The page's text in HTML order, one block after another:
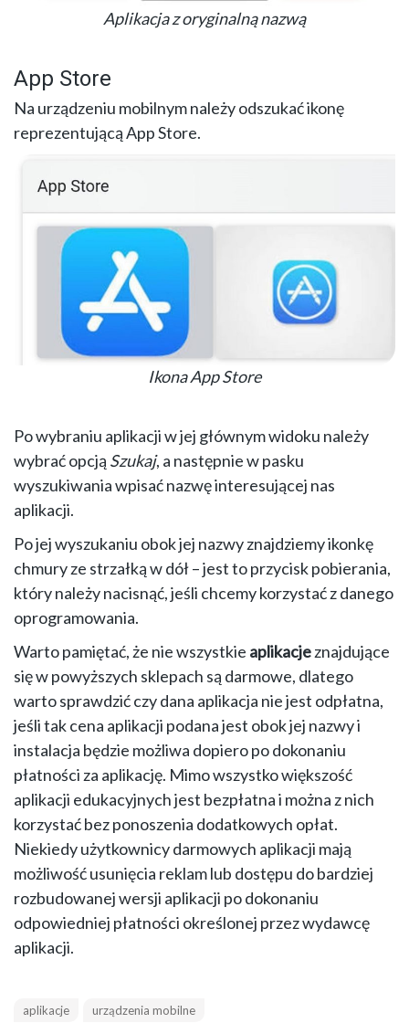
Aplikacja z oryginalną nazwą
App Store
Na urządzeniu mobilnym należy odszukać ikonę
reprezentującą App Store.
Ikona App Store
Po wybraniu aplikacji w jej głównym widoku należy
wybrać opcją Szukaj, a następnie w pasku
wyszukiwania wpisać nazwę interesującej nas
aplikacji.
Po jej wyszukaniu obok jej nazwy znajdziemy ikonkę
chmury ze strzałką w dół – jest to przycisk pobierania,
który należy nacisnąć, jeśli chcemy korzystać z danego
oprogramowania.
Warto pamiętać, że nie wszystkie aplikacjeznajdujące
się w powyższych sklepach są darmowe, dlatego
warto sprawdzić czy dana aplikacja nie jest odpłatna,
jeśli tak cena aplikacji podana jest obok jej nazwy i
instalacja będzie możliwa dopiero po dokonaniu
płatności za aplikację. Mimo wszystko większość
aplikacji edukacyjnych jest bezpłatna i można z nich
korzystać bez ponoszenia dodatkowych opłat.
Niekiedy użytkownicy darmowych aplikacji mają
możliwość usunięcia reklam lub dostępu do bardziej
rozbudowanej wersji aplikacji po dokonaniu
odpowiedniej płatności określonej przez wydawcę
aplikacji.
aplikacje urządzenia mobilne